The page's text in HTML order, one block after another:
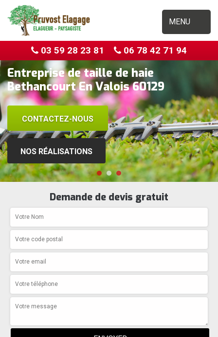
MENU
03 59 28 23 81 06 78 42 71 94
Entreprise de taille de haie
Bethancourt En Valois 60129
CONTACTEZ-NOUS
NOS RÉALISATIONS
Demande de devis gratuit